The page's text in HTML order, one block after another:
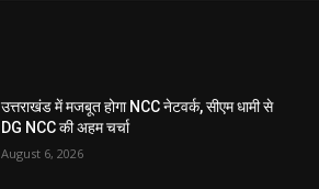
उत्तराखंड में मजबूत होगा NCC नेटवर्क, सीएम धामी से
DG NCC की अहम चर्चा
August 6, 2026